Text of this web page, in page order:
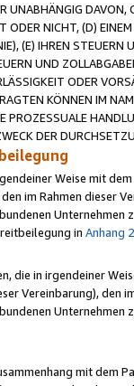
UNABHÄNGIG
NICHT, (D)
(E) IHREN
UND
ODER
KÖNNEN IM
PROZESSUALE
DER
Weise mit
im Rahmen dieser
in Anhang 2
die in irgendeiner
Vereinbarung), den
mit dem